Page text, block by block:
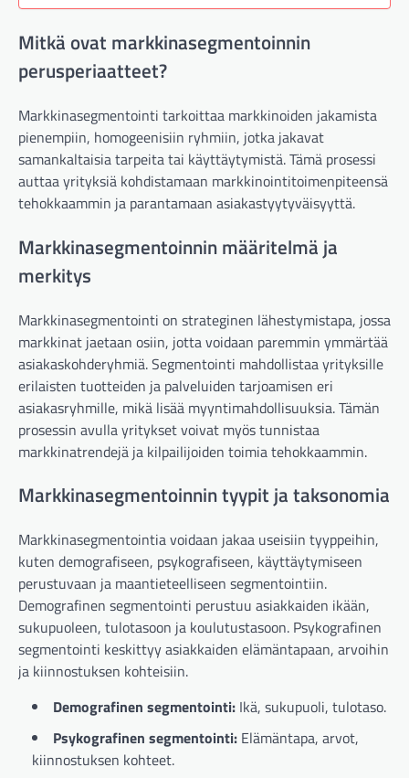
Mitkä ovat markkinasegmentoinnin
perusperiaatteet?
Markkinasegmentointi tarkoittaa markkinoiden jakamista
pienempiin, homogeenisiin ryhmiin, jotka jakavat
samankaltaisia tarpeita tai käyttäytymistä. Tämä prosessi
auttaa yrityksiä kohdistamaan markkinointitoimenpiteensä
tehokkaammin ja parantamaan asiakastyytyväisyyttä.
Markkinasegmentoinnin määritelmä ja
merkitys
Markkinasegmentointi on strateginen lähestymistapa, jossa
markkinat jaetaan osiin, jotta voidaan paremmin ymmärtää
asiakaskohderyhmiä. Segmentointi mahdollistaa yrityksille
erilaisten tuotteiden ja palveluiden tarjoamisen eri
asiakasryhmille, mikä lisää myyntimahdollisuuksia. Tämän
prosessin avulla yritykset voivat myös tunnistaa
markkinatrendejä ja kilpailijoiden toimia tehokkaammin.
Markkinasegmentoinnin tyypit ja taksonomia
Markkinasegmentointia voidaan jakaa useisiin tyyppeihin,
kuten demografiseen, psykografiseen, käyttäytymiseen
perustuvaan ja maantieteelliseen segmentointiin.
Demografinen segmentointi perustuu asiakkaiden ikään,
sukupuoleen, tulotasoon ja koulutustasoon. Psykografinen
segmentointi keskittyy asiakkaiden elämäntapaan, arvoihin
ja kiinnostuksen kohteisiin.
Demografinen segmentointi: Ikä, sukupuoli, tulotaso.
Psykografinen segmentointi: Elämäntapa, arvot,
kiinnostuksen kohteet.